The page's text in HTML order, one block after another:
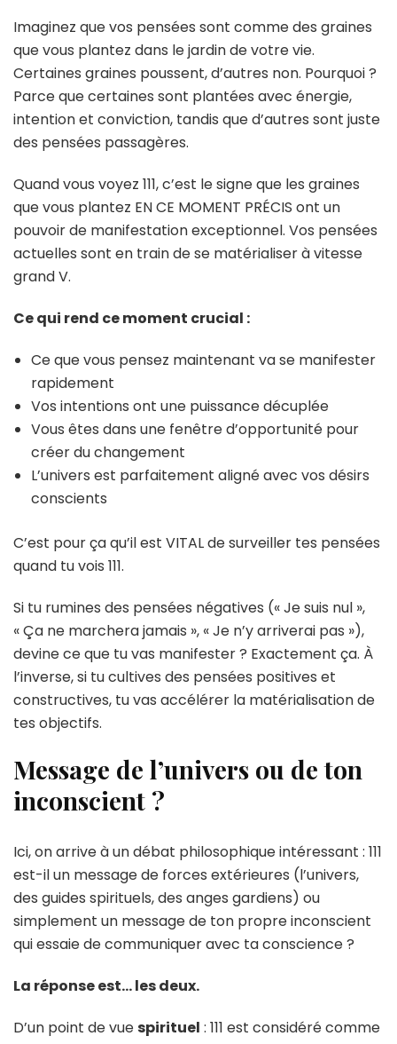
Imaginez que vos pensées sont comme des graines
que vous plantez dans le jardin de votre vie.
Certaines graines poussent, d’autres non. Pourquoi ?
Parce que certaines sont plantées avec énergie,
intention et conviction, tandis que d’autres sont juste
des pensées passagères.
Quand vous voyez 111, c’est le signe que les graines
que vous plantez EN CE MOMENT PRÉCIS ont un
pouvoir de manifestation exceptionnel. Vos pensées
actuelles sont en train de se matérialiser à vitesse
grand V.
Ce qui rend ce moment crucial :
Ce que vous pensez maintenant va se manifester
rapidement
Vos intentions ont une puissance décuplée
Vous êtes dans une fenêtre d’opportunité pour
créer du changement
L’univers est parfaitement aligné avec vos désirs
conscients
C’est pour ça qu’il est VITAL de surveiller tes pensées
quand tu vois 111.
Si tu rumines des pensées négatives (« Je suis nul »,
« Ça ne marchera jamais », « Je n’y arriverai pas »),
devine ce que tu vas manifester ? Exactement ça. À
l’inverse, si tu cultives des pensées positives et
constructives, tu vas accélérer la matérialisation de
tes objectifs.
Message de l’univers ou de ton
inconscient ?
Ici, on arrive à un débat philosophique intéressant : 111
est-il un message de forces extérieures (l’univers,
des guides spirituels, des anges gardiens) ou
simplement un message de ton propre inconscient
qui essaie de communiquer avec ta conscience ?
La réponse est… les deux.
D’un point de vuespirituel : 111 est considéré comme